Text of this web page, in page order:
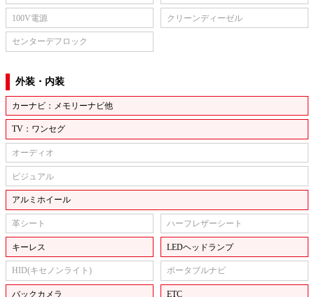
100V電源 クリーンディーゼル
センターデフロック
外装・内装
カーナビ：メモリーナビ他
TV：ワンセグ
オーディオ
ビジュアル
アルミホイール
革シート ハーフレザーシート
キーレス LEDヘッドランプ
HID(キセノンライト) ポータブルナビ
バックカメラ ETC